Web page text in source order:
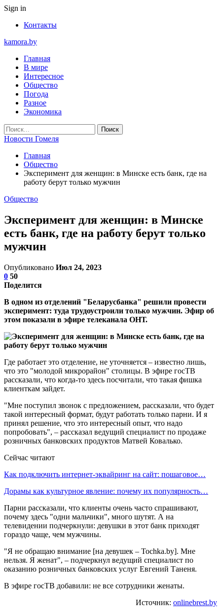
Sign in
Контакты
kamora.by
Главная
В мире
Интересное
Общество
Погода
Разное
Экономика
Новости Гомеля
Главная
Общество
Эксперимент для женщин: в Минске есть банк, где на
работу берут только мужчин
Общество
Эксперимент для женщин: в Минске
есть банк, где на работу берут только
мужчин
Опубликовано Июл 24, 2023
0 50
Поделится
В одном из отделений "Беларусбанка" решили провести
эксперимент: туда трудоустроили только мужчин. Эфир об
этом показали в эфире телеканала ОНТ.
Где работает это отделение, не уточняется – известно лишь,
что это "молодой микрорайон" столицы. В эфире госТВ
рассказали, что когда-то здесь посчитали, что такая фишка
клиенткам зайдет.
"Мне поступил звонок с предложением, рассказали, что будет
такой интересный формат, будут работать только парни. И я
принял решение, что это интересный опыт, что надо
попробовать", – рассказал ведущий специалист по продаже
розничных банковских продуктов Матвей Ковалько.
Сейчас читают
Как подключить интернет-эквайринг на сайт: пошаговое…
Дорамы как культурное явление: почему их популярность…
Парни рассказали, что клиенты очень часто спрашивают,
почему здесь "одни мальчики", много шутят. А на
телевидении подчеркнули: девушки в этот банк приходят
гораздо чаще, чем мужчины.
"Я не обращаю внимание [на девушек – Tochka.by]. Мне
нельзя. Я женат", – подчеркнул ведущий специалист по
оказанию розничных банковских услуг Евгений Таненя.
В эфире госТВ добавили: не все сотрудники женаты.
Источник: onlinebrest.by